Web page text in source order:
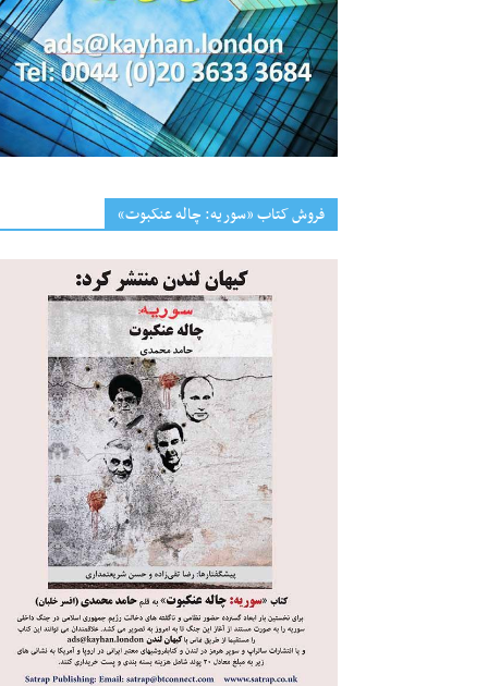
فروش کتاب «سوریه: چاله عنکبوت»